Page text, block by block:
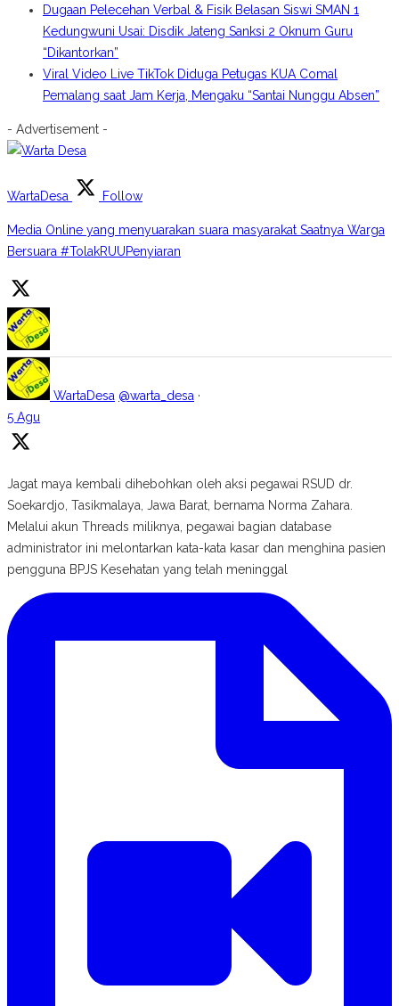
Dugaan Pelecehan Verbal & Fisik Belasan Siswi SMAN 1
Kedungwuni Usai: Disdik Jateng Sanksi 2 Oknum Guru
“Dikantorkan”
Viral Video Live TikTok Diduga Petugas KUA Comal
Pemalang saat Jam Kerja, Mengaku “Santai Nunggu Absen”
- Advertisement -
WartaDesa Follow
Media Online yang menyuarakan suara masyarakat Saatnya Warga
Bersuara #TolakRUUPenyiaran
WartaDesa @warta_desa ·
5 Agu
Jagat maya kembali dihebohkan oleh aksi pegawai RSUD dr.
Soekardjo, Tasikmalaya, Jawa Barat, bernama Norma Zahara.
Melalui akun Threads miliknya, pegawai bagian database
administrator ini melontarkan kata-kata kasar dan menghina pasien
pengguna BPJS Kesehatan yang telah meninggal